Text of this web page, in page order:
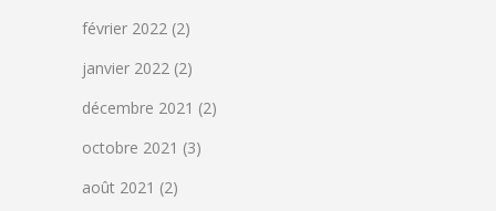
février 2022 (2)
janvier 2022 (2)
décembre 2021 (2)
octobre 2021 (3)
août 2021 (2)